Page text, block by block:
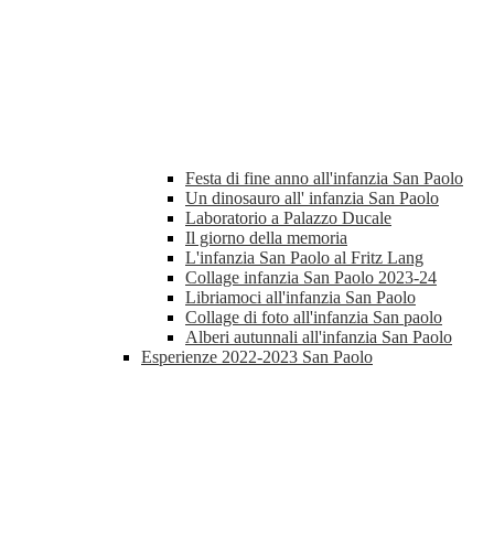
Festa di fine anno all'infanzia San Paolo
Un dinosauro all' infanzia San Paolo
Laboratorio a Palazzo Ducale
Il giorno della memoria
L'infanzia San Paolo al Fritz Lang
Collage infanzia San Paolo 2023-24
Libriamoci all'infanzia San Paolo
Collage di foto all'infanzia San paolo
Alberi autunnali all'infanzia San Paolo
Esperienze 2022-2023 San Paolo